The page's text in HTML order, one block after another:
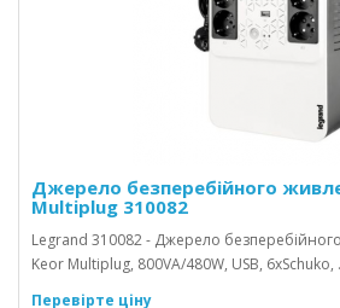
Джерело безперебійного
Multiplug 310082
Legrand 310082 - Джерело
Keor Multiplug, 800VA/480W, USB, 6хSchuko,
Перевірте ціну